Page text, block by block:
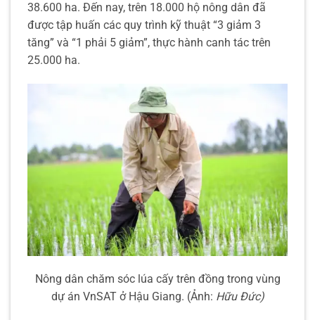
38.600 ha. Đến nay, trên 18.000 hộ nông dân đã
được tập huấn các quy trình kỹ thuật “3 giảm 3
tăng” và “1 phải 5 giảm”, thực hành canh tác trên
25.000 ha.
Nông dân chăm sóc lúa cấy trên đồng trong vùng
dự án VnSAT ở Hậu Giang. (Ảnh: Hữu Đức)